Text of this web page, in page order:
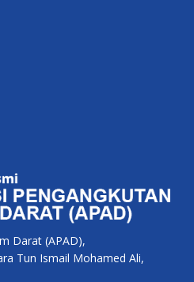
Darat (APAD),
Tun Ismail Mohamed Ali,